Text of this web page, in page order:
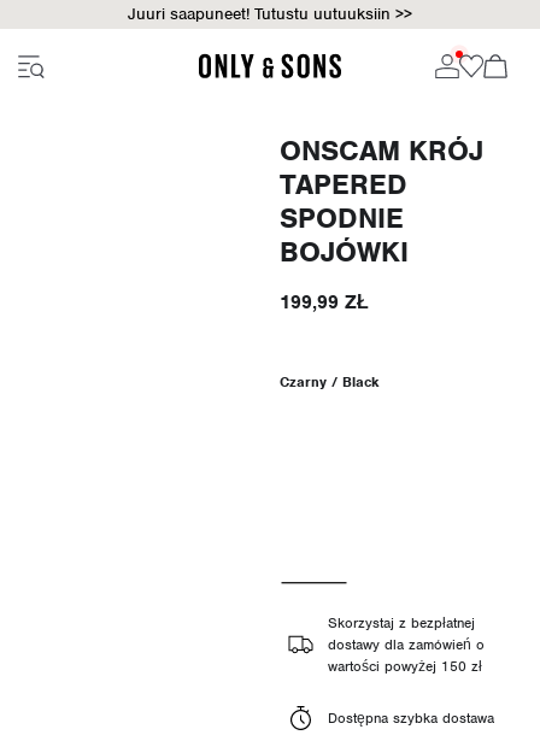
Juuri saapuneet! Tutustu uutuuksiin >>
ONSCAM KRÓJ
TAPERED
SPODNIE
BOJÓWKI
199,99 ZŁ
Czarny / Black
Skorzystaj z bezpłatnej
dostawy dla zamówień o
wartości powyżej 150 zł
Dostępna szybka dostawa